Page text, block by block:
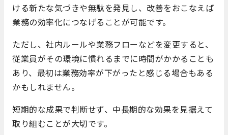
ける新たな気づきや無駄を発見し、改善をおこなえば
業務の効率化につなげることが可能です。
ただし、社内ルールや業務フローなどを変更すると、
従業員がその環境に慣れるまでに時間がかかることも
あり、最初は業務効率が下がったと感じる場合もある
かもしれません。
短期的な成果で判断せず、中長期的な効果を見据えて
取り組むことが大切です。